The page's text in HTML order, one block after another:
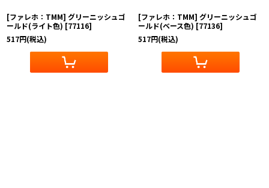
[ファレホ：TMM] グリーニッシュゴ
ールド(ライト色) [77116]
517円(税込)
[ファレホ：TMM] グリーニッシュゴ
ールド(ベース色) [77136]
517円(税込)